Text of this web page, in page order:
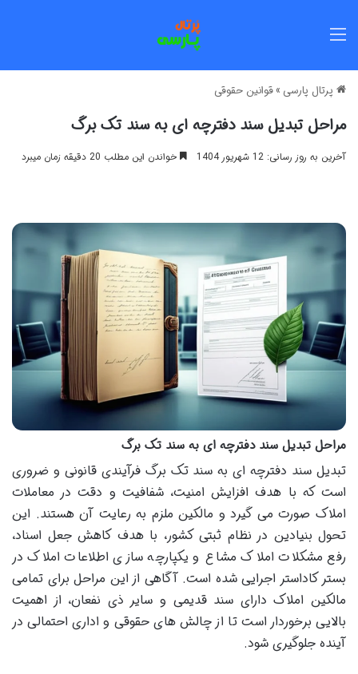
پرتال پارسی »قوانین حقوقی
مراحل تبدیل سند دفترچه ای به سند تک برگ
آخرین به روز رسانی: 12 شهریور 1404 خواندن این مطلب 20 دقیقه زمان میبرد
مراحل تبدیل سند دفترچه ای به سند تک برگ
تبدیل سند دفترچه ای به سند تک برگ فرآیندی قانونی و ضروری
است که با هدف افزایش امنیت، شفافیت و دقت در معاملات
املاک صورت می گیرد و مالکین ملزم به رعایت آن هستند. این
تحول بنیادین در نظام ثبتی کشور، با هدف کاهش جعل اسناد،
رفع مشکلات املاک مشاع و یکپارچه سازی اطلاعات املاک در
بستر کاداستر اجرایی شده است. آگاهی از این مراحل برای تمامی
مالکین املاک دارای سند قدیمی و سایر ذی نفعان، از اهمیت
بالایی برخوردار است تا از چالش های حقوقی و اداری احتمالی در
آینده جلوگیری شود.